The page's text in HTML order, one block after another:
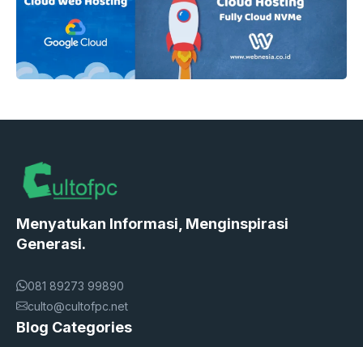
Menyatukan Informasi, Menginspirasi
Generasi.
081 89273 99890
culto@cultofpc.net
Blog Categories